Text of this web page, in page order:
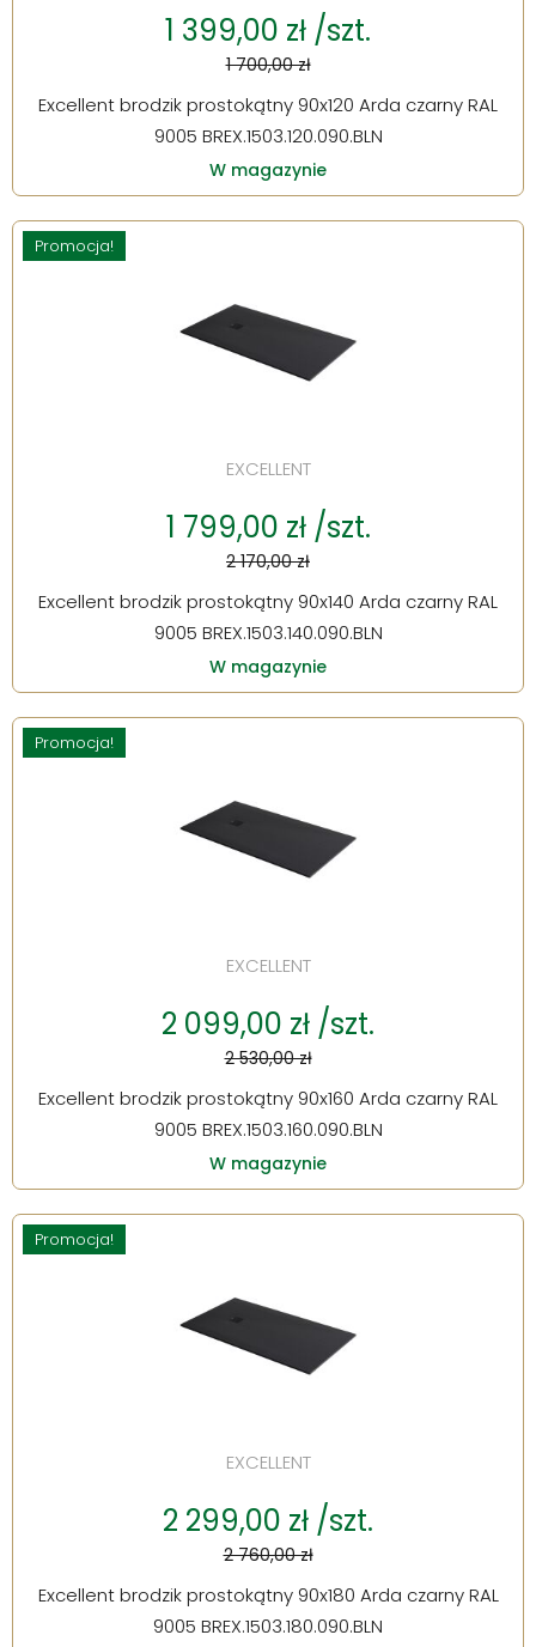
1 399,00 zł /szt.
1 700,00 zł
Excellent brodzik prostokątny 90x120 Arda czarny RAL
9005 BREX.1503.120.090.BLN
W magazynie
Promocja!
EXCELLENT
1 799,00 zł /szt.
2 170,00 zł
Excellent brodzik prostokątny 90x140 Arda czarny RAL
9005 BREX.1503.140.090.BLN
W magazynie
Promocja!
EXCELLENT
2 099,00 zł /szt.
2 530,00 zł
Excellent brodzik prostokątny 90x160 Arda czarny RAL
9005 BREX.1503.160.090.BLN
W magazynie
Promocja!
EXCELLENT
2 299,00 zł /szt.
2 760,00 zł
Excellent brodzik prostokątny 90x180 Arda czarny RAL
9005 BREX.1503.180.090.BLN